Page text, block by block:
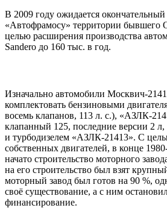
В 2009 году ожидается окончательный
«Автофрамосу» территории
целью расширения производства
Sandero до 160 тыс. в год.
Изначально автомобили Москвич-
комплектовать бензиновыми
восемь клапанов, 113 л. с.), «АЗЛК-
клапанный 125, последние версии 2 л,
и турбодизелем «АЗЛК-21413». С
собственных двигателей, в конце
начато строительство моторного
на его строительство был взят
моторный завод был готов на 90 %,
своё существование, а с ним
финансирование.